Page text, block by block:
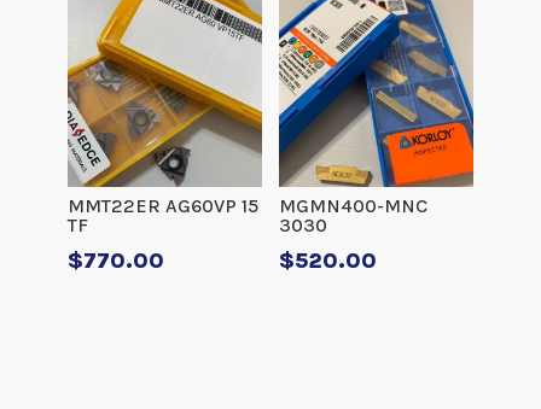
MMT22ER AG60VP 15
TF
$770.00
MGMN400-MNC
3030
$520.00